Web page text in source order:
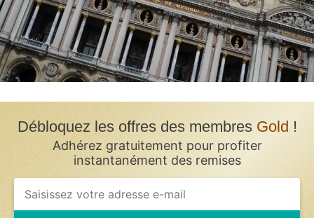
Débloquez les offres des membres Gold !
Adhérez gratuitement pour profiter
instantanément des remises